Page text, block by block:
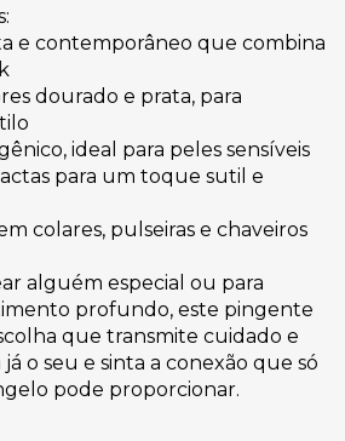
e contemporâneo que combina
dourado e prata, para
ideal para peles sensíveis
para um toque sutil e
colares, pulseiras e chaveiros
alguém especial ou para
profundo, este pingente
que transmite cuidado e
o seu e sinta a conexão que só
pode proporcionar.